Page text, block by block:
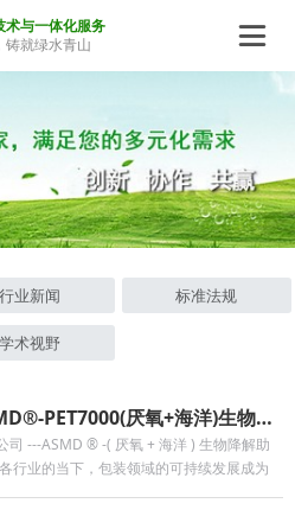
术与一体化服务
铸就绿水青山

行业新闻 标准法规
学术视野
山东华利推出ASMD®-PET7000(厌氧+海洋)生物降解助剂， 开启PET透明包装环保新时代
司 ---ASMD ® -( 厌氧 + 海洋 ) 生物降解助
行业的当下，包装领域的可持续发展成为